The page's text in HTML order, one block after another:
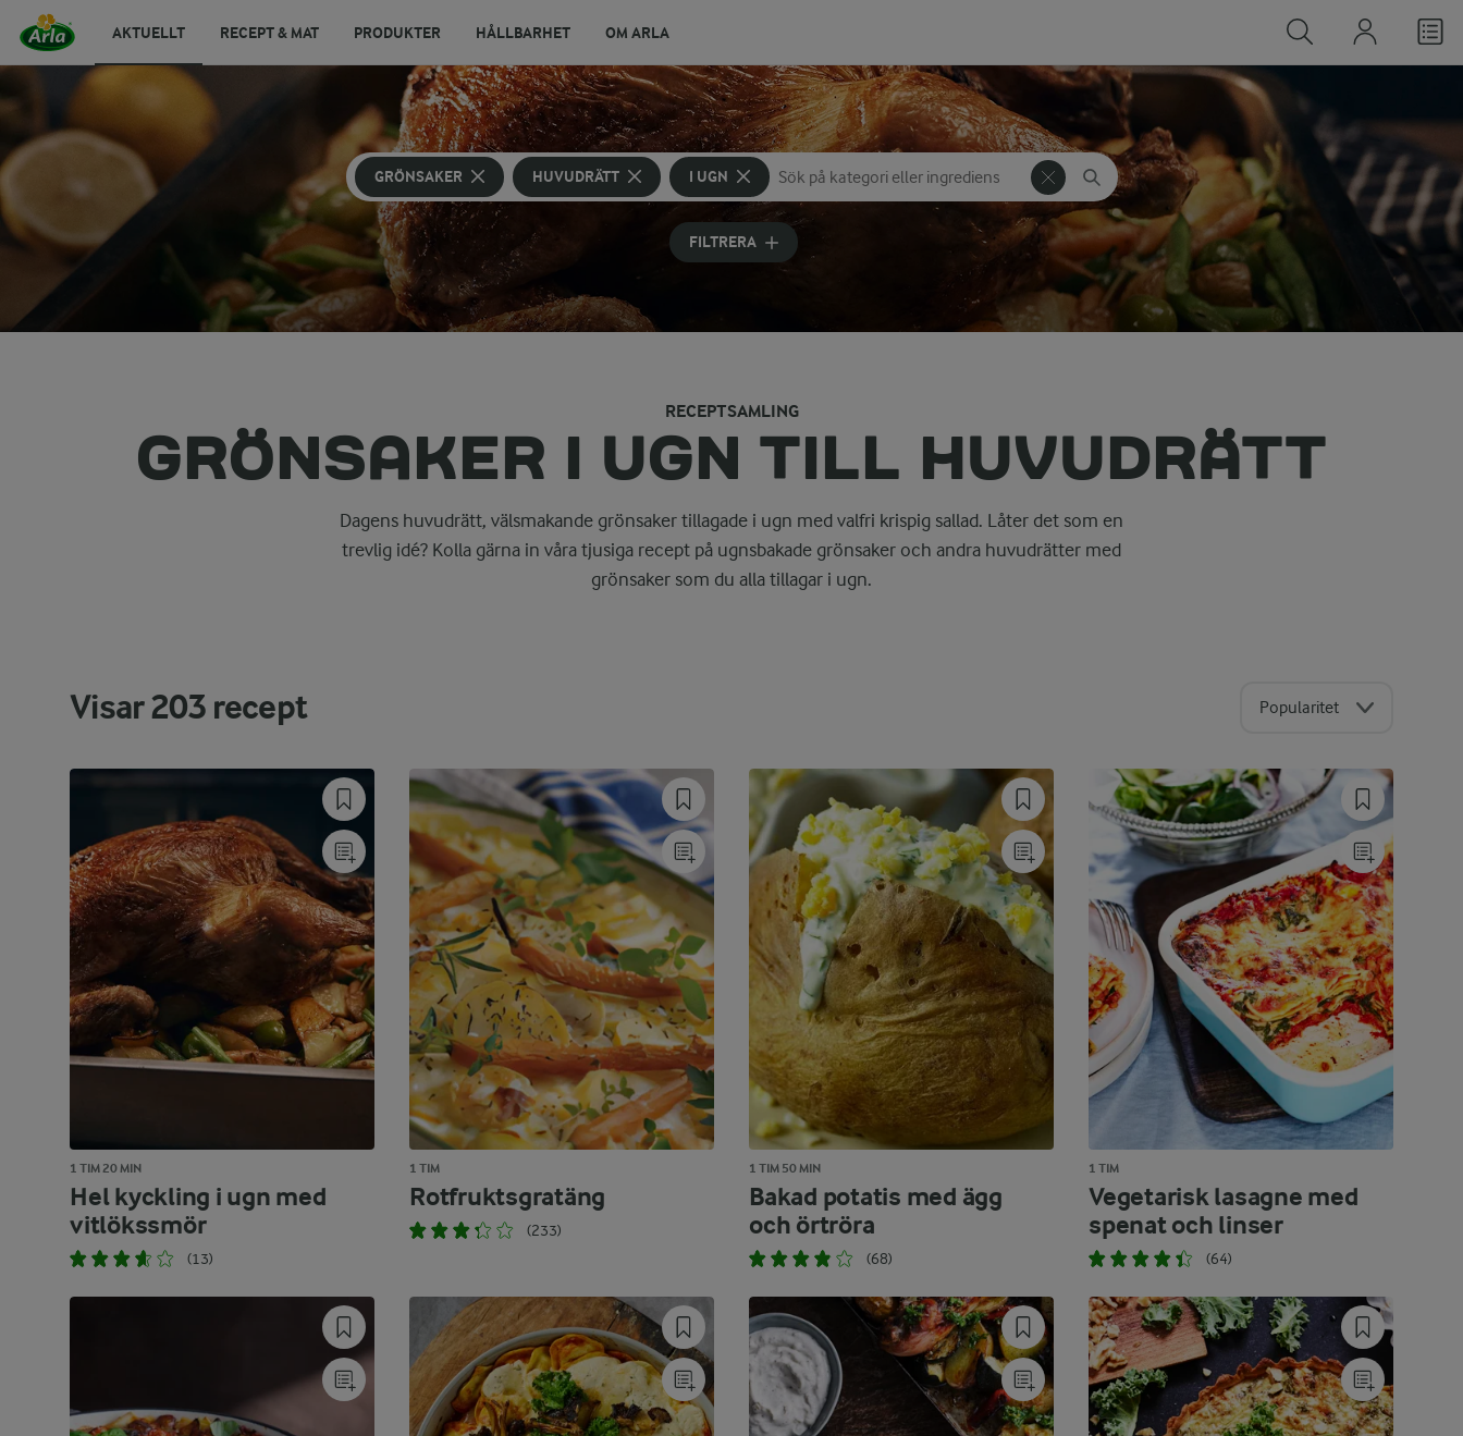
AKTUELLT RECEPT & MAT PRODUKTER HÅLLBARHET OM ARLA
GRÖNSAKER HUVUDRÄTT I UGN
Sök på kategori eller ingrediens
Skriv in sökord för att få förslag
FILTRERA
RECEPTSAMLING
GRÖNSAKER I UGN TILL HUVUDRÄTT
Dagens huvudrätt, välsmakande grönsaker tillagade i ugn med valfri krispig sallad. Låter det som en
trevlig idé? Kolla gärna in våra tjusiga recept på ugnsbakade grönsaker och andra huvudrätter med
grönsaker som du alla tillagar i ugn.
Visar203 recept Popularitet
1 TIM 20 MIN
Hel kyckling i ugn med
vitlökssmör
(13)
1 TIM
Rotfruktsgratäng
(233)
1 TIM 50 MIN
Bakad potatis med ägg
och örtröra
(68)
1 TIM
Vegetarisk lasagne med
spenat och linser
(64)